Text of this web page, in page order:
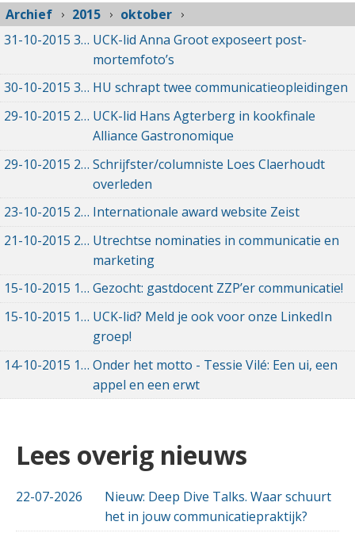
Archief
2015
oktober
31-10-2015 31-10-2015 00:00
UCK-lid Anna Groot exposeert post-
mortemfoto’s
30-10-2015 30-10-2015 00:00
HU schrapt twee communicatieopleidingen
29-10-2015 29-10-2015 00:00
UCK-lid Hans Agterberg in kookfinale
Alliance Gastronomique
29-10-2015 29-10-2015 00:00
Schrijfster/columniste Loes Claerhoudt
overleden
23-10-2015 23-10-2015 00:00
Internationale award website Zeist
21-10-2015 21-10-2015 00:00
Utrechtse nominaties in communicatie en
marketing
15-10-2015 15-10-2015 00:00
Gezocht: gastdocent ZZP’er communicatie!
15-10-2015 15-10-2015 00:00
UCK-lid? Meld je ook voor onze LinkedIn
groep!
14-10-2015 14-10-2015 00:00
Onder het motto - Tessie Vilé: Een ui, een
appel en een erwt
Lees overig nieuws
22-07-2026
Nieuw: Deep Dive Talks. Waar schuurt
het in jouw communicatiepraktijk?